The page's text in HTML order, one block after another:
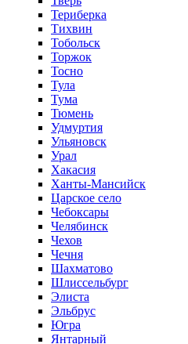
Териберка
Тихвин
Тобольск
Торжок
Тосно
Тула
Тума
Тюмень
Удмуртия
Ульяновск
Урал
Хакасия
Ханты-Мансийск
Царское село
Чебоксары
Челябинск
Чехов
Чечня
Шахматово
Шлиссельбург
Элиста
Эльбрус
Югра
Янтарный